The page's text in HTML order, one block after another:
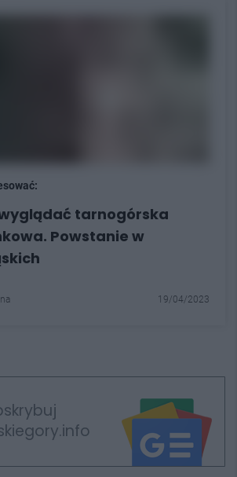
tarnogórska
Powstanie w
19/04/2023